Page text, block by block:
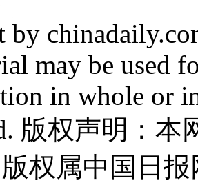
by
may be used
in whole or
版权声明：
权属中国日